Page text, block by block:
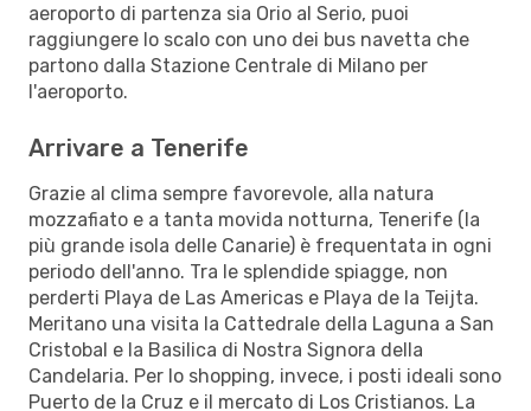
aeroporto di partenza sia Orio al Serio, puoi
raggiungere lo scalo con uno dei bus navetta che
partono dalla Stazione Centrale di Milano per
l'aeroporto.
Arrivare a Tenerife
Grazie al clima sempre favorevole, alla natura
mozzafiato e a tanta movida notturna, Tenerife (la
più grande isola delle Canarie) è frequentata in ogni
periodo dell'anno. Tra le splendide spiagge, non
perderti Playa de Las Americas e Playa de la Teijta.
Meritano una visita la Cattedrale della Laguna a San
Cristobal e la Basilica di Nostra Signora della
Candelaria. Per lo shopping, invece, i posti ideali sono
Puerto de la Cruz e il mercato di Los Cristianos. La